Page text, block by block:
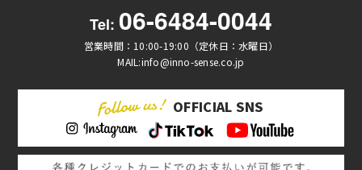
Tel: 06-6484-0044
営業時間：10:00-19:00（定休日：水曜日）
MAIL:info@inno-sense.co.jp
OFFICIAL SNS